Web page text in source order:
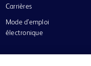
Carrières
Mode d’emploi
électronique